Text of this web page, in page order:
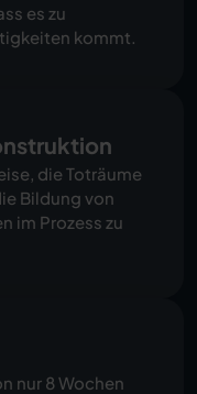
es zu
kommt.
die Toträume
Bildung von
im Prozess zu
nur 8 Wochen